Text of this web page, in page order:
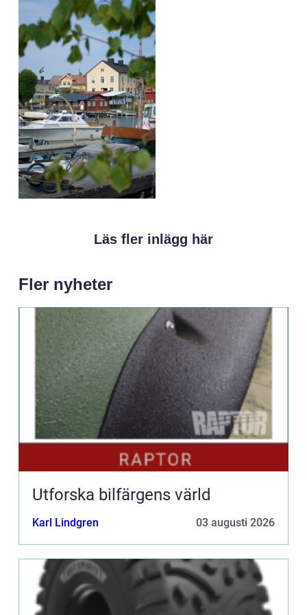
Läs fler inlägg här
Fler nyheter
Utforska bilfärgens värld
Karl Lindgren 03 augusti 2026